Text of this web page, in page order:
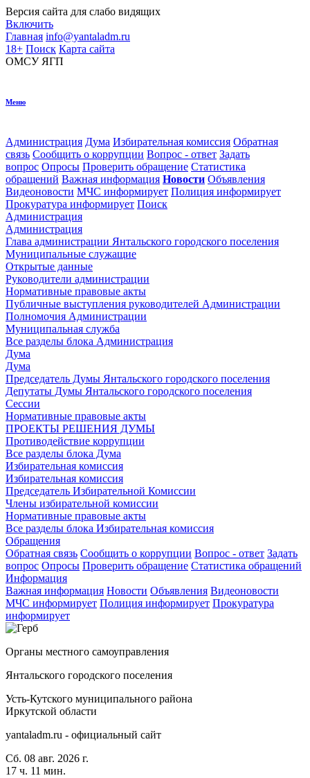
Версия сайта для слабо видящих
Включить
Главная info@yantaladm.ru
18+ Поиск Карта сайта
ОМСУ ЯГП
Меню
Администрация Дума Избирательная комиссия Обратная
связь Сообщить о коррупции Вопрос - ответ Задать
вопрос Опросы Проверить обращение Статистика
обращений Важная информация Новости Объявления
Видеоновости МЧС информирует Полиция информирует
Прокуратура информирует Поиск
Администрация
Администрация
Глава администрации Янтальского городского поселения
Муниципальные служащие
Открытые данные
Руководители администрации
Нормативные правовые акты
Публичные выступления руководителей Администрации
Полномочия Администрации
Муниципальная служба
Все разделы блока Администрация
Дума
Дума
Председатель Думы Янтальского городского поселения
Депутаты Думы Янтальского городского поселения
Сессии
Нормативные правовые акты
ПРОЕКТЫ РЕШЕНИЯ ДУМЫ
Противодействие коррупции
Все разделы блока Дума
Избирательная комиссия
Избирательная комиссия
Председатель Избирательной Комиссии
Члены избирательной комиссии
Нормативные правовые акты
Все разделы блока Избирательная комиссия
Обращения
Обратная связь Сообщить о коррупции Вопрос - ответ Задать
вопрос Опросы Проверить обращение Статистика обращений
Информация
Важная информация Новости Объявления Видеоновости
МЧС информирует Полиция информирует Прокуратура
информирует
Органы местного самоуправления
Янтальского городского поселения
Усть-Кутского муниципального района
Иркутской области
yantaladm.ru - официальный сайт
Сб. 08 авг. 2026 г.
17 ч. 11 мин.